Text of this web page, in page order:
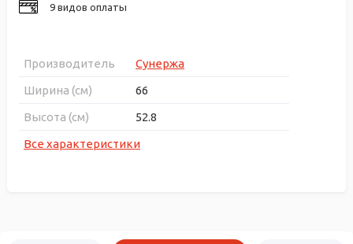
9 видов оплаты
Производитель
Сунержа
Ширина (см)
66
Высота (см)
52.8
Все характеристики